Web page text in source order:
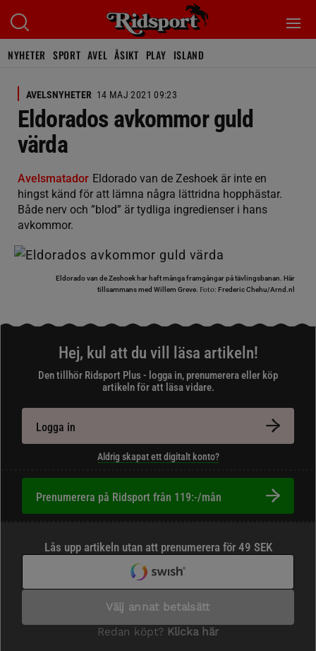
NYHETER SPORT AVEL ÅSIKT PLAY ISLAND
AVELSNYHETER 14 MAJ 2021 09:23
Eldorados avkommor guld
värda
Avelsmatador Eldorado van de Zeshoek är inte en
hingst känd för att lämna några lättridna hopphästar.
Både nerv och ”blod” är tydliga ingredienser i hans
avkommor.
Eldorado van de Zeshoek har haft många framgångar på tävlingsbanan. Här
tillsammans med Willem Greve. Foto: Frederic Chehu/Arnd.nl
Hej, kul att du vill läsa artikeln!
Den tillhör Ridsport Plus - logga in, prenumerera eller köp
artikeln för att läsa vidare.
Logga in
Aldrig skapat ett digitalt konto?
Prenumerera på Ridsport från 119:-/mån